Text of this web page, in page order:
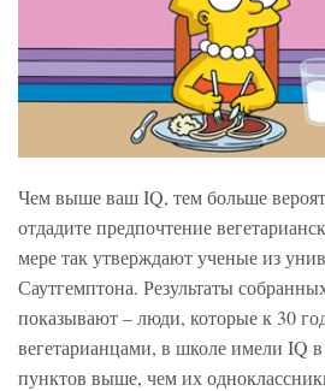
Чем выше ваш IQ, тем больше
отдадите предпочтение
мере так утверждают ученые из
Саутгемптона. Результаты
показывают – люди, которые к 30
вегетарианцами, в школе имели IQ
пунктов выше, чем их